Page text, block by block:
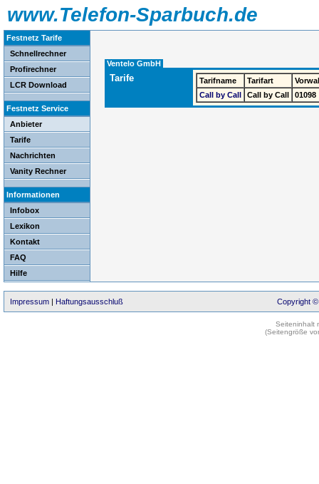
www.Telefon-Sparbuch.de
Festnetz Tarife
Schnellrechner
Profirechner
LCR Download
Festnetz Service
Anbieter
Tarife
Nachrichten
Vanity Rechner
Informationen
Infobox
Lexikon
Kontakt
FAQ
Hilfe
Ventelo GmbH
Tarife Tarifname Tarifart
Call by Call
Call by Call 01098
Impressum | Haftungsausschluß Copyright ©
Seiteninhalt
(Seitengröße